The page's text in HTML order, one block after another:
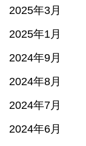
2025年3月
2025年1月
2024年9月
2024年8月
2024年7月
2024年6月